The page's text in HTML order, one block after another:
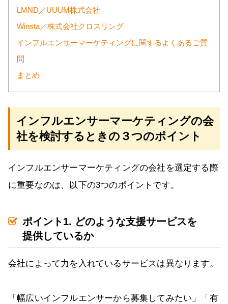
LMND／UUUM株式会社
Winsta／株式会社クロスリング
インフルエンサーマーケティングに関するよくあるご質
問
まとめ
インフルエンサーマーケティングの会
社を検討するときの３つのポイント
インフルエンサーマーケティングの会社を選定する際
に重要なのは、以下の3つのポイントです。
ポイント1. どのような支援サービスを
提供しているか
会社によって力を入れているサービスは異なります。
「幅広いインフルエンサーから募集してみたい」「有